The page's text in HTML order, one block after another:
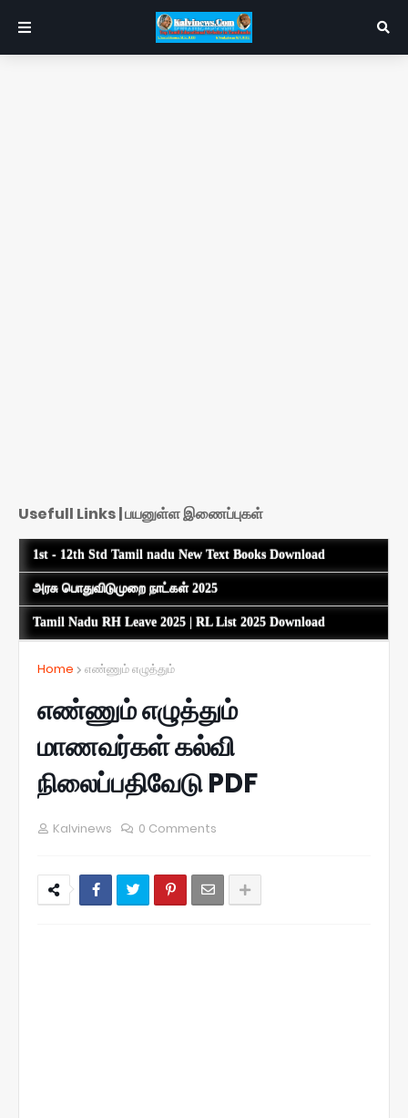
Usefull Links | பயனுள்ள இணைப்புகள்
1st - 12th Std Tamil nadu New Text Books Download
அரசு பொதுவிடுமுறை நாட்கள் 2025
Tamil Nadu RH Leave 2025 | RL List 2025 Download
Home எண்ணும் எழுத்தும்
எண்ணும் எழுத்தும்
மாணவர்கள் கல்வி
நிலைப்பதிவேடு PDF
Kalvinews 0 Comments